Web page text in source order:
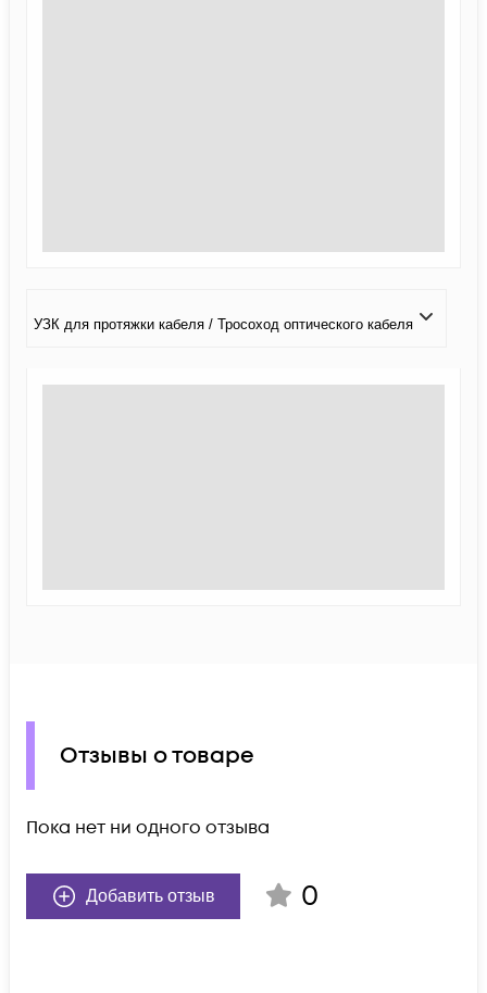
УЗК для протяжки кабеля / Тросоход оптического кабеля
Отзывы о товаре
Пока нет ни одного отзыва
Добавить отзыв 0